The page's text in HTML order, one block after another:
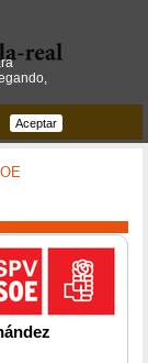
Aceptar